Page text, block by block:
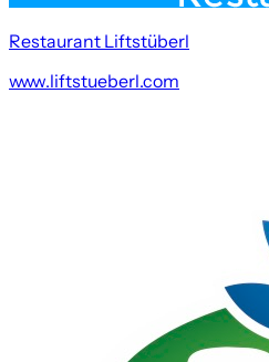
Restaurant Liftstüberl
www.liftstueberl.com